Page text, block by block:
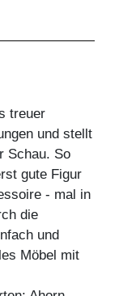
treuer
und stellt
Schau. So
gute Figur
- mal in
die
und
Möbel mit